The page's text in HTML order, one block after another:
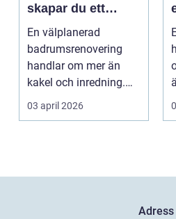
skapar du ett
funktionellt och
hållbart badrum
En välplanerad
badrumsrenovering
handlar om mer än
kakel och inredning.
För många hushåll
runt Krist...
03 april 2026
Adress